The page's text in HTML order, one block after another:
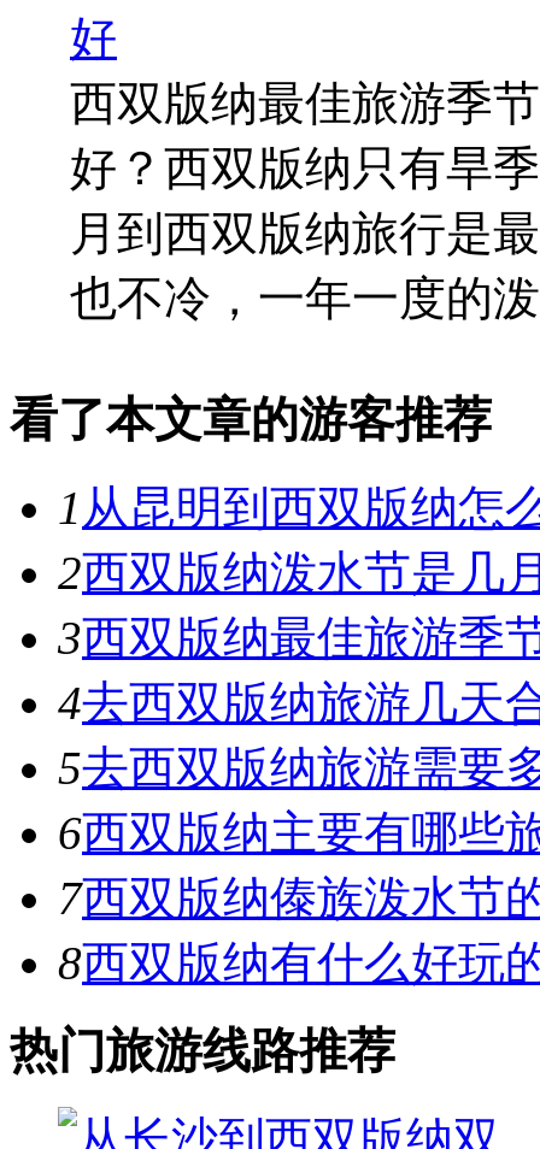
好
西双版纳最佳旅游季
好？西双版纳只有旱
月到西双版纳旅行是
也不冷，一年一度的
看了本文章的游客推荐
1 从昆明到西双版纳怎
2西双版纳泼水节是几
3西双版纳最佳旅游季
4去西双版纳旅游几天
5去西双版纳旅游需要
6西双版纳主要有哪些
7西双版纳傣族泼水节
8西双版纳有什么好玩
热门旅游线路推荐